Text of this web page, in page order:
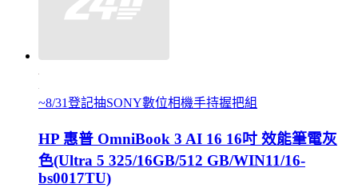
~8/31登記抽SONY數位相機手持握把組
HP 惠普 OmniBook 3 AI 16 16吋 效能筆電灰
色(Ultra 5 325/16GB/512 GB/WIN11/16-
bs0017TU)